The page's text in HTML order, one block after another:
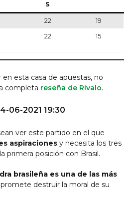
S
22 19
22 15
en esta casa de apuestas, no
completa reseña de Rivalo.
06-2021 19:30
ver este partido en el que
aspiraciones y necesita los tres
primera posición con Brasil.
brasileña es una de las más
destruir la moral de su